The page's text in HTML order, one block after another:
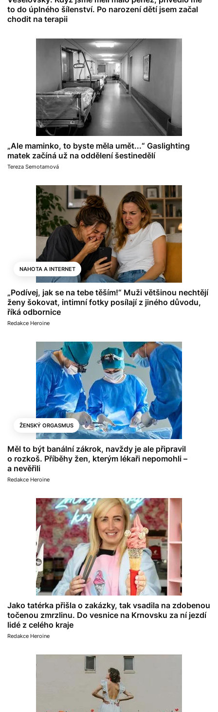
to do úplného šílenství. Po narození dětí jsem začal
chodit na terapii
„Ale maminko, to byste měla umět...“ Gaslighting
matek začíná už na oddělení šestinedělí
Tereza Semotamová
NAHOTA A INTERNET
„Podívej, jak se na tebe těším!“ Muži většinou nechtějí
ženy šokovat, intimní fotky posílají z jiného důvodu,
říká odbornice
Redakce Heroine
ŽENSKÝ ORGASMUS
Měl to být banální zákrok, navždy je ale připravil
o rozkoš. Příběhy žen, kterým lékaři nepomohli –
a nevěřili
Redakce Heroine
Jako tatérka přišla o zakázky, tak vsadila na zdobenou
točenou zmrzlinu. Do vesnice na Krnovsku za ní jezdí
lidé z celého kraje
Redakce Heroine